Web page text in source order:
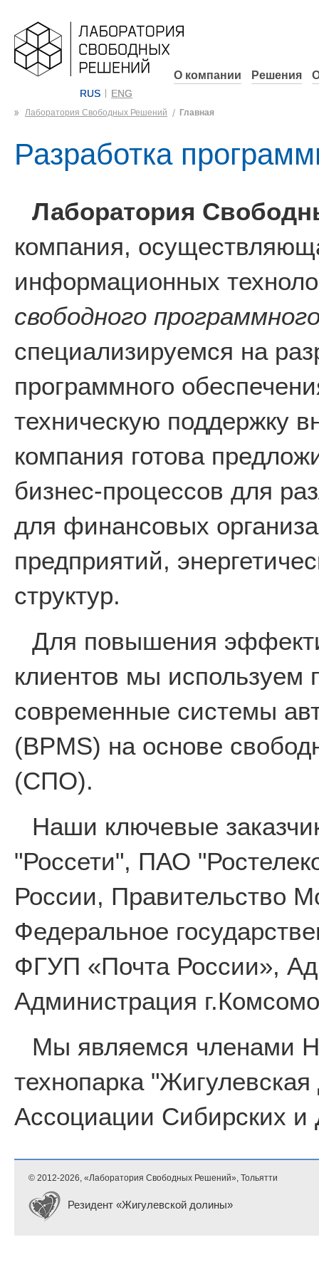
RUS ENG
О компании Решения
Лаборатория Свободных Решений Главная
Разработка
Лаборатория
компания,
информационных
свободного
специализируемся на
программного
техническую поддержку
компания готова
бизнес-процессов для
для финансовых
предприятий,
структур.
Для повышения
клиентов мы используем
современные системы
(BPMS) на основе
(СПО).
Наши ключевые
"Россети", ПАО
России, Правительство
Федеральное
ФГУП «Почта России»,
Администрация
Мы являемся членами
технопарка
Ассоциации Сибирских и
© 2012-2026, «Лаборатория Свободных Решений», Тольятти
Резидент «Жигулевской долины»